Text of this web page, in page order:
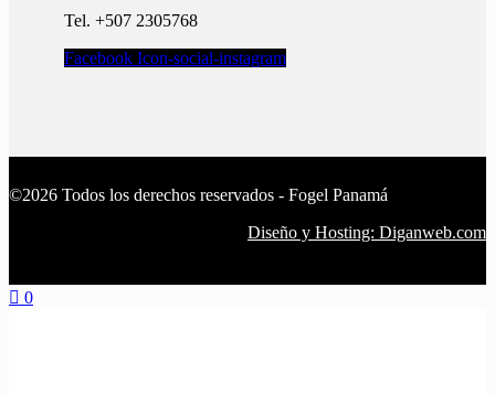
Tel. +507 2305768
Facebook Icon-social-instagram
©2026 Todos los derechos reservados - Fogel Panamá
Diseño y Hosting: Diganweb.com
0